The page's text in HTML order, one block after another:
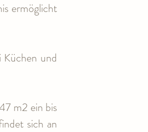
ermöglicht
Küchen und
m2 ein bis
sich an